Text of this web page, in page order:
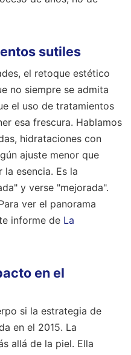
sutiles
el retoque estético
no siempre se admita
el uso de tratamientos
esa frescura. Hablamos
hidrataciones con
ajuste menor que
esencia. Es la
y verse "mejorada".
ver el panorama
informe de La
en el
si la estrategia de
en el 2015. La
allá de la piel. Ella